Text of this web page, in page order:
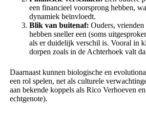
een financieel voorsprong hebben,
dynamiek beïnvloedt.
Blik van buitenaf: Ouders, vrienden
hebben sneller een (soms
als er duidelijk verschil is. Vooral in
dorpen zoals in de Achterhoek valt
Daarnaast kunnen biologische en
een rol spelen, net als culturele
aan bekende koppels als Rico Verhoeven
echtgenote).